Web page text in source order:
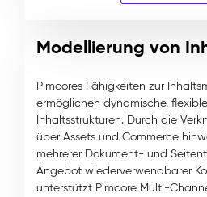
Modellierung von
Pimcores Fähigkeiten zur
ermöglichen dynamische,
Inhaltsstrukturen. Durch die
über Assets und Commerce
mehrerer Dokument- und
Angebot wiederverwendbarer
unterstützt Pimcore Multi-